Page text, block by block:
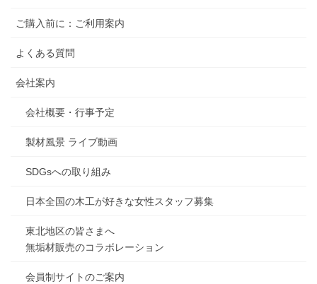
ご購入前に：ご利用案内
よくある質問
会社案内
会社概要・行事予定
製材風景 ライブ動画
SDGsへの取り組み
日本全国の木工が好きな女性スタッフ募集
東北地区の皆さまへ
無垢材販売のコラボレーション
会員制サイトのご案内